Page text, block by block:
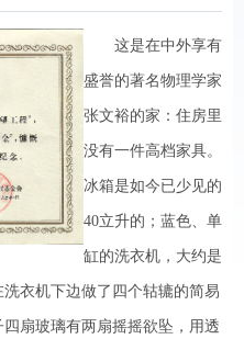
这是在中外享有
盛誉的著名物理学家
张文裕的家：住房里
没有一件高档家具。
冰箱是如今已少见的
40立升的；蓝色、单
缸的洗衣机，大约是
衣机下边做了四个轱辘的简易
扇玻璃有两扇摇摇欲坠，用透